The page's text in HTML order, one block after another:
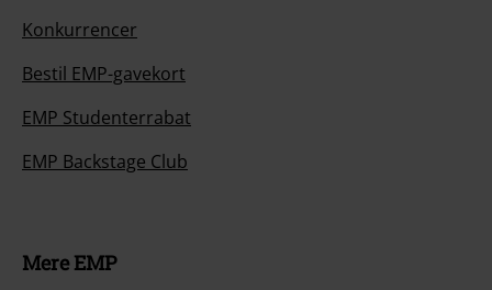
Konkurrencer
Bestil EMP-gavekort
EMP Studenterrabat
EMP Backstage Club
Mere EMP